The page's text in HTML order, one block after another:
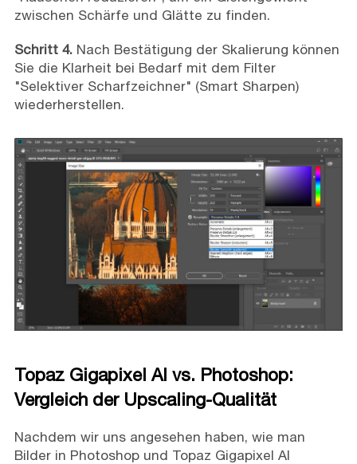
zwischen Schärfe und Glätte zu finden.
Schritt 4.Nach Bestätigung der Skalierung können
Sie die Klarheit bei Bedarf mit dem Filter
"Selektiver Scharfzeichner" (Smart Sharpen)
wiederherstellen.
Topaz Gigapixel AI vs. Photoshop:
Vergleich der Upscaling-Qualität
Nachdem wir uns angesehen haben, wie man
Bilder in Photoshop und Topaz Gigapixel AI